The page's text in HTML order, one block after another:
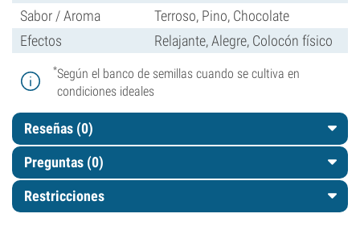
Sabor / Aroma
Terroso, Pino, Chocolate
Efectos
Relajante, Alegre, Colocón físico
*Según el banco de semillas cuando se cultiva en
condiciones ideales
Reseñas (0)
Preguntas (0)
Restricciones